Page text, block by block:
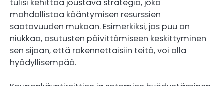
tulisi kehittää joustava strategia, joka
mahdollistaa kääntymisen resurssien
saatavuuden mukaan. Esimerkiksi, jos puu on
niukkaa, asutusten päivittämiseen keskittyminen
sen sijaan, että rakennettaisiin teitä, voi olla
hyödyllisempää.